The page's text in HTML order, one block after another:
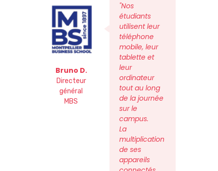
"Nos
étudiants
utilisent leur
téléphone
mobile, leur
tablette et
leur
ordinateur
tout au long
de la journée
sur le
campus.
La
multiplication
de ses
appareils
Bruno D.
Directeur
général
MBS